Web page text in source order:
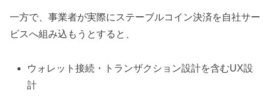
一方で、事業者が実際にステーブルコイン決済を自社サー
ビスへ組み込もうとすると、
ウォレット接続・トランザクション設計を含むUX設
計